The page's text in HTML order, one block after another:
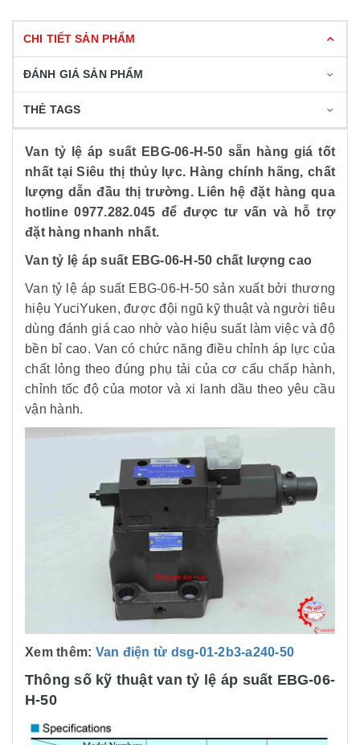
CHI TIẾT SẢN PHẨM
ĐÁNH GIÁ SẢN PHẨM
THẺ TAGS
Van tỷ lệ áp suất EBG-06-H-50 sẵn hàng giá tốt
nhất tại Siêu thị thủy lực. Hàng chính hãng, chất
lượng dẫn đầu thị trường. Liên hệ đặt hàng qua
hotline 0977.282.045 để được tư vấn và hỗ trợ
đặt hàng nhanh nhất.
Van tỷ lệ áp suất EBG-06-H-50 chất lượng cao
Van tỷ lệ áp suất EBG-06-H-50 sản xuất bởi thương
hiệu YuciYuken, được đội ngũ kỹ thuật và người tiêu
dùng đánh giá cao nhờ vào hiệu suất làm việc và độ
bền bỉ cao. Van có chức năng điều chỉnh áp lực của
chất lỏng theo đúng phụ tải của cơ cấu chấp hành,
chỉnh tốc độ của motor và xi lanh dầu theo yêu cầu
vận hành.
Xem thêm: Van điện từ dsg-01-2b3-a240-50
Thông số kỹ thuật van tỷ lệ áp suất EBG-06-
H-50